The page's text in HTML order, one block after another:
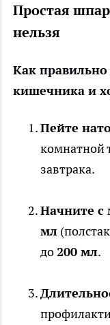
Простая
нельзя
Как
кишечника и
Пейте
комнатной
завтрака.
Начните с
мл
до200 мл.